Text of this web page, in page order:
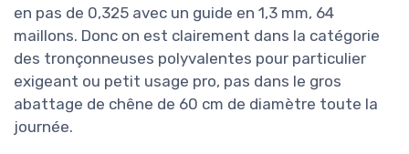
en pas de 0,325 avec un guide en 1,3 mm, 64
maillons. Donc on est clairement dans la catégorie
des tronçonneuses polyvalentes pour particulier
exigeant ou petit usage pro, pas dans le gros
abattage de chêne de 60 cm de diamètre toute la
journée.